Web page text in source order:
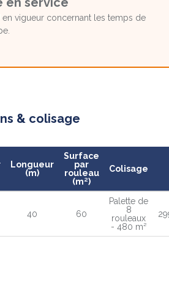
en vigueur concernant les temps de
& colisage
Longueur
(m)
Surface
par
rouleau
(m²)
Colisage
40 60
Palette de
8
rouleaux
- 480 m²